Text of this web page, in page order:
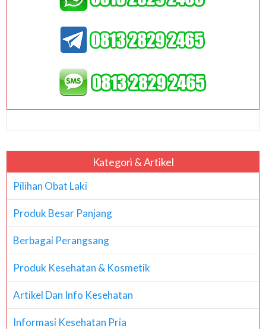
Kategori & Artikel
Pilihan Obat Laki
Produk Besar Panjang
Berbagai Perangsang
Produk Kesehatan & Kosmetik
Artikel Dan Info Kesehatan
Informasi Kesehatan Pria